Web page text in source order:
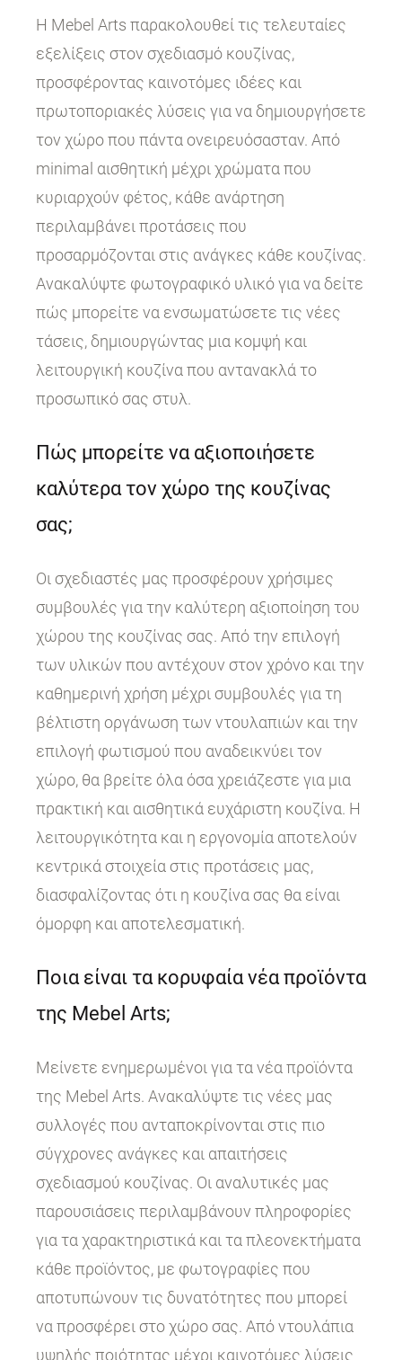
Η Mebel Arts παρακολουθεί τις τελευταίες
εξελίξεις στον σχεδιασμό κουζίνας,
προσφέροντας καινοτόμες ιδέες και
πρωτοποριακές λύσεις για να δημιουργήσετε
τον χώρο που πάντα ονειρευόσασταν. Από
minimal αισθητική μέχρι χρώματα που
κυριαρχούν φέτος, κάθε ανάρτηση
περιλαμβάνει προτάσεις που
προσαρμόζονται στις ανάγκες κάθε κουζίνας.
Ανακαλύψτε φωτογραφικό υλικό για να δείτε
πώς μπορείτε να ενσωματώσετε τις νέες
τάσεις, δημιουργώντας μια κομψή και
λειτουργική κουζίνα που αντανακλά το
προσωπικό σας στυλ.
Πώς μπορείτε να αξιοποιήσετε
καλύτερα τον χώρο της κουζίνας
σας;
Οι σχεδιαστές μας προσφέρουν χρήσιμες
συμβουλές για την καλύτερη αξιοποίηση του
χώρου της κουζίνας σας. Από την επιλογή
των υλικών που αντέχουν στον χρόνο και την
καθημερινή χρήση μέχρι συμβουλές για τη
βέλτιστη οργάνωση των ντουλαπιών και την
επιλογή φωτισμού που αναδεικνύει τον
χώρο, θα βρείτε όλα όσα χρειάζεστε για μια
πρακτική και αισθητικά ευχάριστη κουζίνα. Η
λειτουργικότητα και η εργονομία αποτελούν
κεντρικά στοιχεία στις προτάσεις μας,
διασφαλίζοντας ότι η κουζίνα σας θα είναι
όμορφη και αποτελεσματική.
Ποια είναι τα κορυφαία νέα προϊόντα
της Mebel Arts;
Μείνετε ενημερωμένοι για τα νέα προϊόντα
της Mebel Arts. Ανακαλύψτε τις νέες μας
συλλογές που ανταποκρίνονται στις πιο
σύγχρονες ανάγκες και απαιτήσεις
σχεδιασμού κουζίνας. Οι αναλυτικές μας
παρουσιάσεις περιλαμβάνουν πληροφορίες
για τα χαρακτηριστικά και τα πλεονεκτήματα
κάθε προϊόντος, με φωτογραφίες που
αποτυπώνουν τις δυνατότητες που μπορεί
να προσφέρει στο χώρο σας. Από ντουλάπια
υψηλής ποιότητας μέχρι καινοτόμες λύσεις